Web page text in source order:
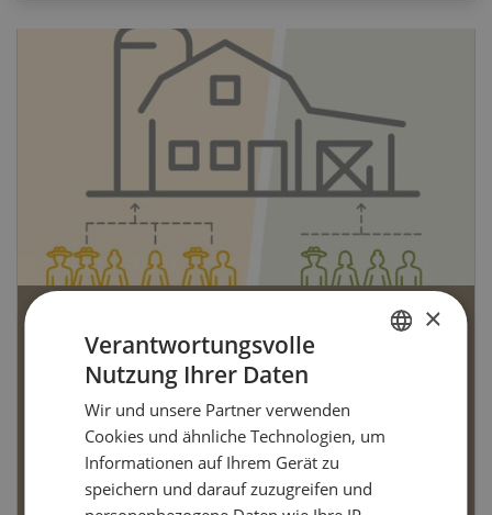
Dossier Bio-Artikel
×
Verantwortungsvolle
Nutzung Ihrer Daten
Wir und unsere Partner verwenden
Cookies und ähnliche Technologien, um
Informationen auf Ihrem Gerät zu
speichern und darauf zuzugreifen und